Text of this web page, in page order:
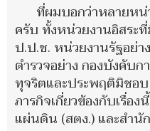
ที่ผมบอกว่าหลายหน่
ครับ ทั้งหน่วยงานอิสระ
ป.ป.ช. หน่วยงานรัฐอย่
ตำรวจอย่าง กองบังคับ
ทุจริตและประพฤติมิชอ
ภารกิจเกี่ยวข้องกับเรื่อ
แผ่นดิน (สตง.) และสำนั